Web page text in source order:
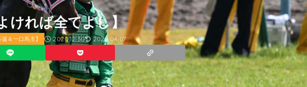
ければ全てよし】
＆一口馬主】 2020.12.30 2025.04.07